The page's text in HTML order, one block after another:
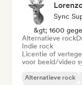
Sync
&gt; 1600
Alternatieve rock
Indie rock
Licentie of
voor beeld/video
Alternatieve rock